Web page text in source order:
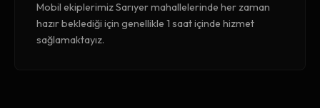
Mobil ekiplerimiz Sarıyer mahallelerinde her zaman
hazır beklediği için genellikle 1 saat içinde hizmet
sağlamaktayız.